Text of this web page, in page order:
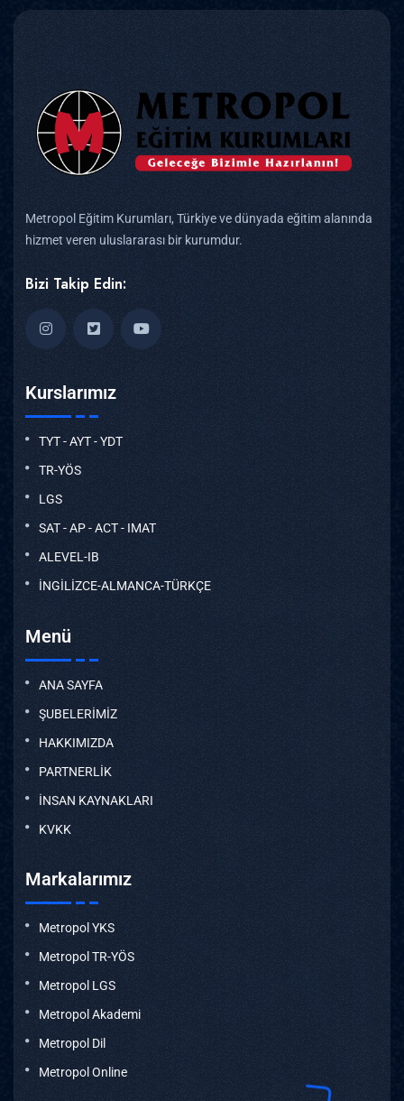
Metropol Eğitim Kurumları, Türkiye ve dünyada eğitim alanında
hizmet veren uluslararası bir kurumdur.
Bizi Takip Edin:
Kurslarımız
TYT - AYT - YDT
TR-YÖS
LGS
SAT - AP - ACT - IMAT
ALEVEL-IB
İNGİLİZCE-ALMANCA-TÜRKÇE
Menü
ANA SAYFA
ŞUBELERİMİZ
HAKKIMIZDA
PARTNERLİK
İNSAN KAYNAKLARI
KVKK
Markalarımız
Metropol YKS
Metropol TR-YÖS
Metropol LGS
Metropol Akademi
Metropol Dil
Metropol Online